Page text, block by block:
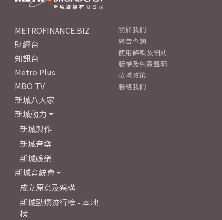
METROFINANCE.BIZ
財經台
知訊台
Metro Plus
MBO TV
新城八大家
新城動力
新城製作
新城音樂
新城娛樂
新城音統會
成立原意及架構
新城勁爆流行榜 - 本地
榜
關於我們
廣告查詢
使用條款及細則
版權及免責聲明
私隱政策
聯絡我們